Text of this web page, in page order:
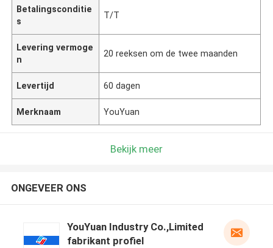
Betalingsconditie
s
T/T
Levering vermoge
n
20 reeksen om de twee maanden
Levertijd 60 dagen
Merknaam YouYuan
Bekijk meer
ONGEVEER ONS
YouYuan Industry Co.,Limited
fabrikant profiel